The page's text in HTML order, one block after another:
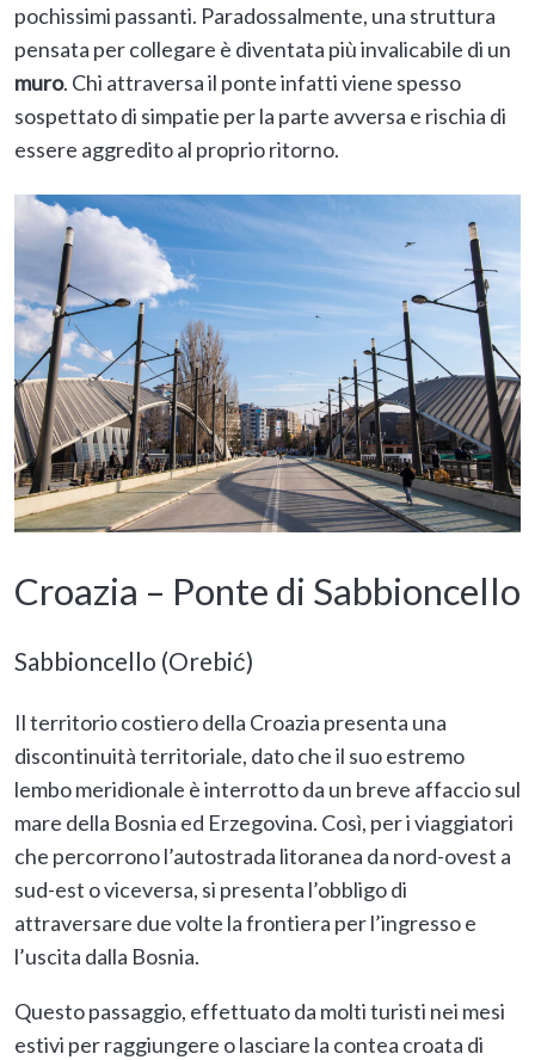
pochissimi passanti. Paradossalmente, una struttura
pensata per collegare è diventata più invalicabile di un
muro. Chi attraversa il ponte infatti viene spesso
sospettato di simpatie per la parte avversa e rischia di
essere aggredito al proprio ritorno.
Croazia – Ponte di Sabbioncello
Sabbioncello (Orebić)
Il territorio costiero della Croazia presenta una
discontinuità territoriale, dato che il suo estremo
lembo meridionale è interrotto da un breve affaccio sul
mare della Bosnia ed Erzegovina. Così, per i viaggiatori
che percorrono l’autostrada litoranea da nord-ovest a
sud-est o viceversa, si presenta l’obbligo di
attraversare due volte la frontiera per l’ingresso e
l’uscita dalla Bosnia.
Questo passaggio, effettuato da molti turisti nei mesi
estivi per raggiungere o lasciare la contea croata di